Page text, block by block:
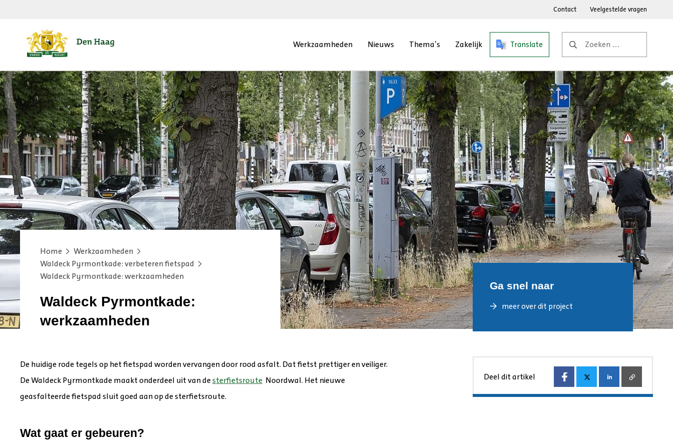
Contact Veelgestelde vragen
Werkzaamheden Nieuws Thema’s Zakelijk Translate
naar:
Waldeck Pyrmontkade:
werkzaamheden
Home
Werkzaamheden
Waldeck Pyrmontkade: verbeteren fietspad
Waldeck Pyrmontkade: werkzaamheden
Ga snel naar
meer over dit project
De huidige rode tegels op het fietspad worden vervangen door rood asfalt. Dat fietst prettiger en veiliger.
De Waldeck Pyrmontkade maakt onderdeel uit van desterfietsroute Noordwal. Het nieuwe
geasfalteerde fietspad sluit goed aan op de sterfietsroute.
Wat gaat er gebeuren?
Deel dit artikel